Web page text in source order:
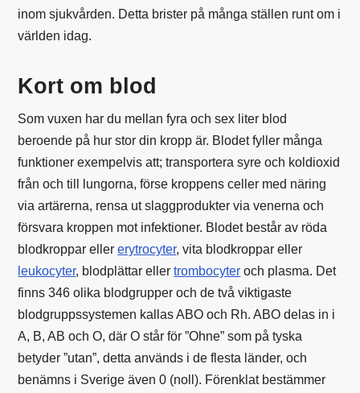
inom sjukvården. Detta brister på många ställen runt om i
världen idag.
Kort om blod
Som vuxen har du mellan fyra och sex liter blod
beroende på hur stor din kropp är. Blodet fyller många
funktioner exempelvis att; transportera syre och koldioxid
från och till lungorna, förse kroppens celler med näring
via artärerna, rensa ut slaggprodukter via venerna och
försvara kroppen mot infektioner. Blodet består av röda
blodkroppar ellererytrocyter, vita blodkroppar eller
leukocyter, blodplättar ellertrombocyter och plasma. Det
finns 346 olika blodgrupper och de två viktigaste
blodgruppssystemen kallas ABO och Rh. ABO delas in i
A, B, AB och O, där O står för ”Ohne” som på tyska
betyder ”utan”, detta används i de flesta länder, och
benämns i Sverige även 0 (noll). Förenklat bestämmer